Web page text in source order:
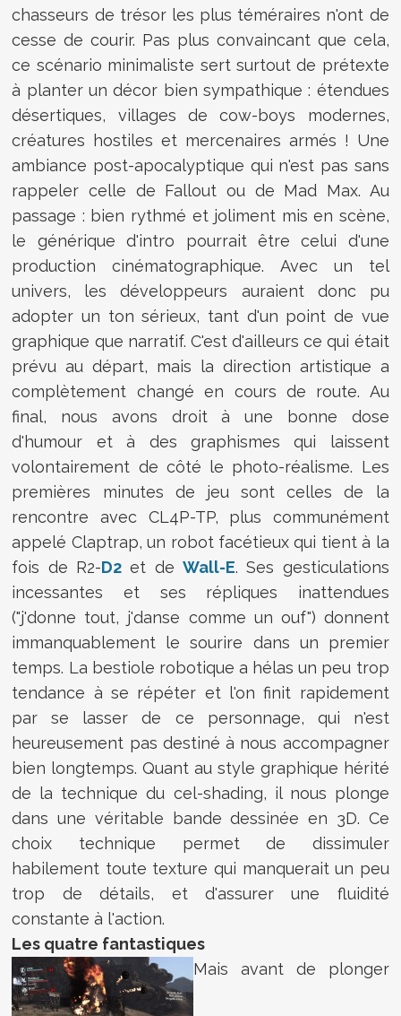
chasseurs de trésor les plus téméraires n'ont de
cesse de courir. Pas plus convaincant que cela,
ce scénario minimaliste sert surtout de prétexte
à planter un décor bien sympathique : étendues
désertiques, villages de cow-boys modernes,
créatures hostiles et mercenaires armés ! Une
ambiance post-apocalyptique qui n'est pas sans
rappeler celle de Fallout ou de Mad Max. Au
passage : bien rythmé et joliment mis en scène,
le générique d'intro pourrait être celui d'une
production cinématographique. Avec un tel
univers, les développeurs auraient donc pu
adopter un ton sérieux, tant d'un point de vue
graphique que narratif. C'est d'ailleurs ce qui était
prévu au départ, mais la direction artistique a
complètement changé en cours de route. Au
final, nous avons droit à une bonne dose
d'humour et à des graphismes qui laissent
volontairement de côté le photo-réalisme. Les
premières minutes de jeu sont celles de la
rencontre avec CL4P-TP, plus communément
appelé Claptrap, un robot facétieux qui tient à la
fois de R2-D2 et de Wall-E. Ses gesticulations
incessantes et ses répliques inattendues
("j'donne tout, j'danse comme un ouf") donnent
immanquablement le sourire dans un premier
temps. La bestiole robotique a hélas un peu trop
tendance à se répéter et l'on finit rapidement
par se lasser de ce personnage, qui n'est
heureusement pas destiné à nous accompagner
bien longtemps. Quant au style graphique hérité
de la technique du cel-shading, il nous plonge
dans une véritable bande dessinée en 3D. Ce
choix technique permet de dissimuler
habilement toute texture qui manquerait un peu
trop de détails, et d'assurer une fluidité
constante à l'action.
Les quatre fantastiques
Mais avant de plonger